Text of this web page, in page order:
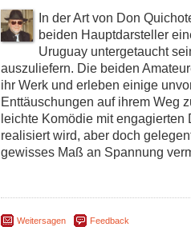
In der Art von Don
beiden Hauptdarsteller
Uruguay untergetaucht
auszuliefern. Die beiden
ihr Werk und erleben einige
Enttäuschungen auf ihrem Weg
leichte Komödie mit
realisiert wird, aber doch
gewisses Maß an Spannung
Weitersagen Feedback